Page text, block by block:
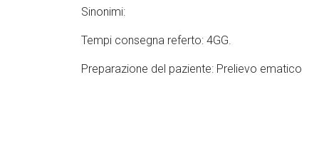
Sinonimi:
Tempi consegna referto: 4GG.
Preparazione del paziente: Prelievo ematico